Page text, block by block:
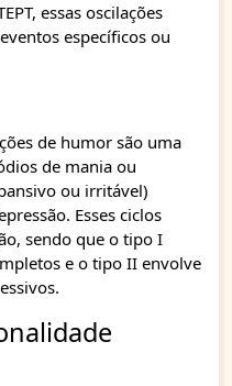
essas oscilações
específicos ou
de humor são uma
de mania ou
ou irritável)
Esses ciclos
sendo que o tipo I
e o tipo II envolve